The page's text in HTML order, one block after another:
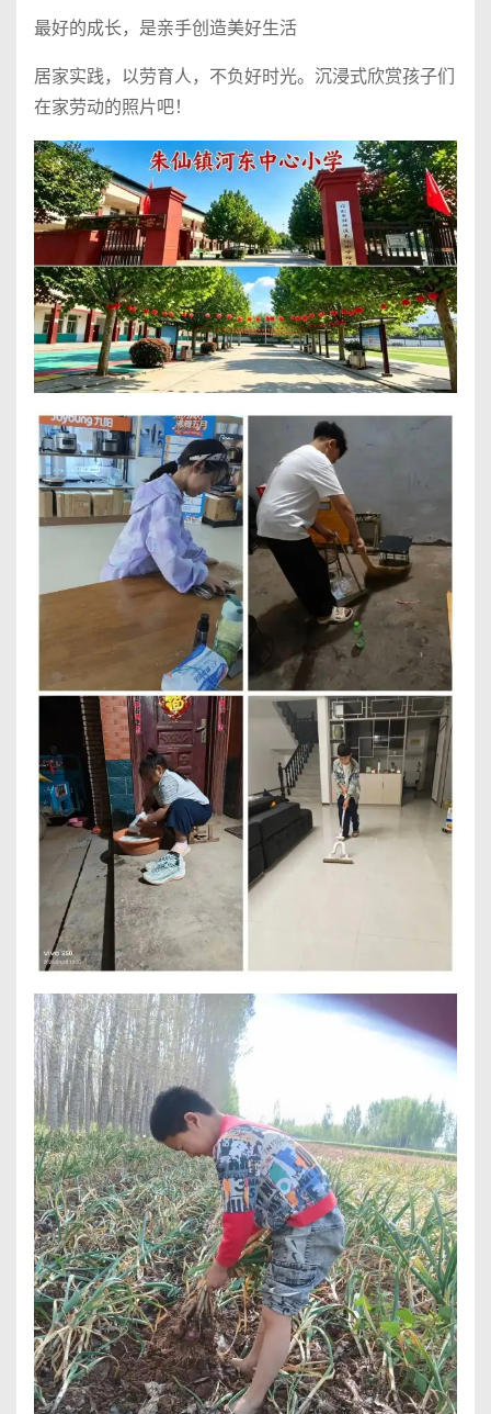
最好的成长，是亲手创造美好生活
居家实践，以劳育人，不负好时光。沉浸式欣赏孩子们
在家劳动的照片吧！